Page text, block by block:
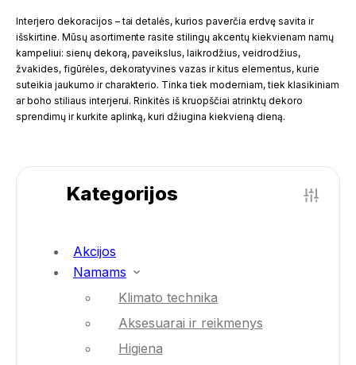
Interjero dekoracijos – tai detalės, kurios paverčia erdvę savita ir
išskirtine. Mūsų asortimente rasite stilingų akcentų kiekvienam namų
kampeliui: sienų dekorą, paveikslus, laikrodžius, veidrodžius,
žvakides, figūrėles, dekoratyvines vazas ir kitus elementus, kurie
suteikia jaukumo ir charakterio. Tinka tiek moderniam, tiek klasikiniam
ar boho stiliaus interjerui. Rinkitės iš kruopščiai atrinktų dekoro
sprendimų ir kurkite aplinką, kuri džiugina kiekvieną dieną.
Kategorijos
Akcijos
Namams
Klimato technika
Aksesuarai ir reikmenys
Higiena